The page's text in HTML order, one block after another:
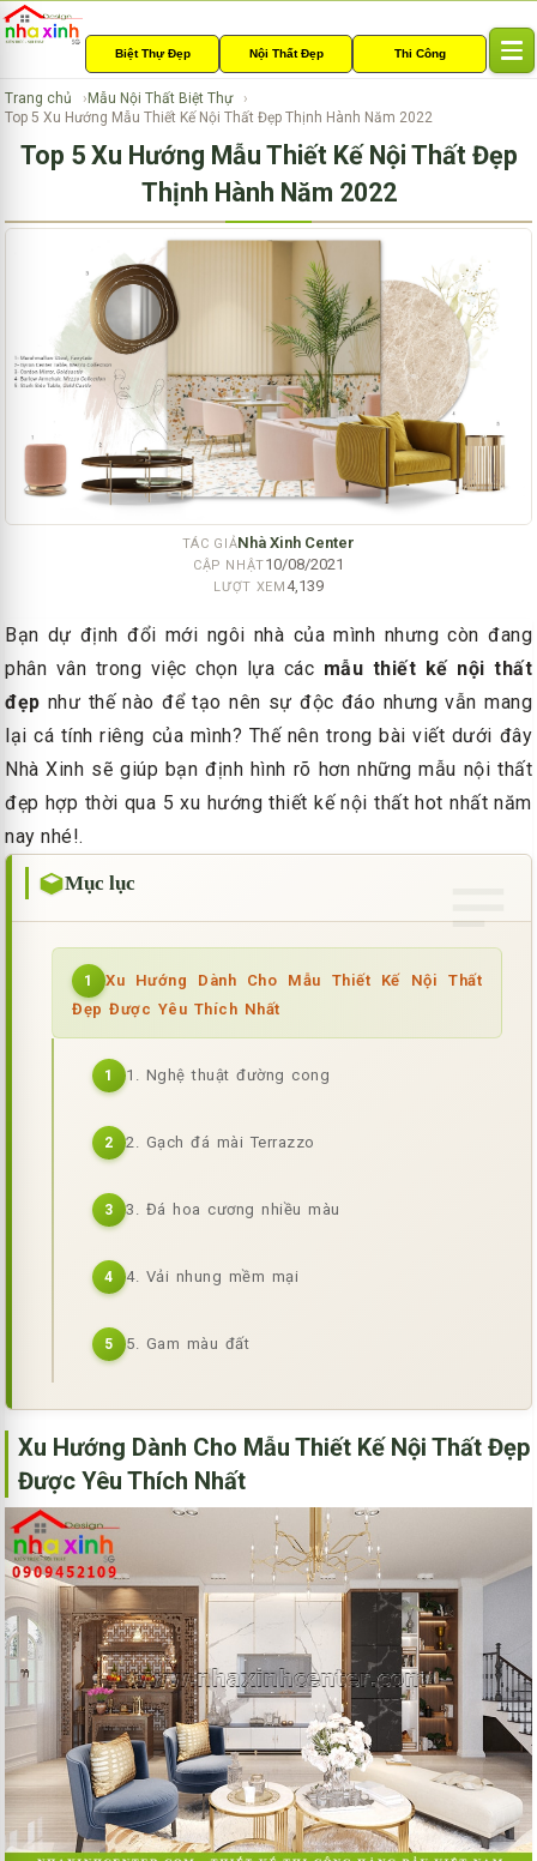
Biệt Thự Đẹp Nội Thất Đẹp Thi Công
l
a
g
a
Trang chủ
Mẫu Nội Thất Biệt Thự
Top 5 Xu Hướng Mẫu Thiết Kế Nội Thất Đẹp Thịnh Hành Năm 2022
Top 5 Xu Hướng Mẫu Thiết Kế Nội Thất Đẹp
Thịnh Hành Năm 2022
TÁC GIẢNhà Xinh Center
CẬP NHẬT10/08/2021
LƯỢT XEM 4,139
Bạn dự định đổi mới ngôi nhà của mình nhưng còn đang
phân vân trong việc chọn lựa các mẫu thiết kế nội thất
đẹp như thế nào để tạo nên sự độc đáo nhưng vẫn mang
lại cá tính riêng của mình? Thế nên trong bài viết dưới đây
Nhà Xinh sẽ giúp bạn định hình rõ hơn những mẫu nội thất
đẹp hợp thời qua 5 xu hướng thiết kế nội thất hot nhất năm
nay nhé!.
Mục lục
1
Xu Hướng Dành Cho Mẫu Thiết Kế Nội Thất
Đẹp Được Yêu Thích Nhất
1 1. Nghệ thuật đường cong
2 2. Gạch đá mài Terrazzo
3 3. Đá hoa cương nhiều màu
4 4. Vải nhung mềm mại
5 5. Gam màu đất
Xu Hướng Dành Cho Mẫu Thiết Kế Nội Thất Đẹp
Được Yêu Thích Nhất